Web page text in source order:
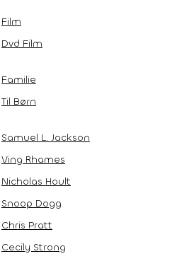
Film
Dvd Film
Familie
Til Børn
Samuel L. Jackson
Ving Rhames
Nicholas Hoult
Snoop Dogg
Chris Pratt
Cecily Strong